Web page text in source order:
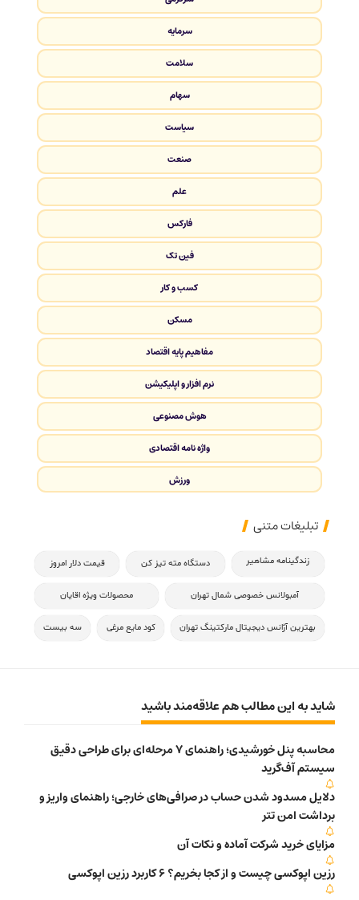
سرمایه
سلامت
سهام
سیاست
صنعت
علم
فارکس
فین تک
کسب و کار
مسکن
مفاهیم پایه اقتصاد
نرم افزار و اپلیکیشن
هوش مصنوعی
واژه نامه اقتصادی
ورزش
تبلیغات متنی
زندگینامه مشاهیر دستگاه مته تیز کن قیمت دلار امروز
آمبولانس خصوصی شمال تهران محصولات ویژه اقایان
بهترین آژانس دیجیتال مارکتینگ تهران کود مایع مرغی سه بیست
شاید به این مطالب هم علاقه‌مند باشید
محاسبه پنل خورشیدی؛ راهنمای 7 مرحله‌ای برای طراحی دقیق
سیستم آف‌گرید
دلایل مسدود شدن حساب در صرافی‌های خارجی؛ راهنمای واریز و
برداشت امن تتر
مزایای خرید شرکت آماده و نکات آن
رزین اپوکسی چیست و از کجا بخریم؟ 6 کاربرد رزین اپوکسی